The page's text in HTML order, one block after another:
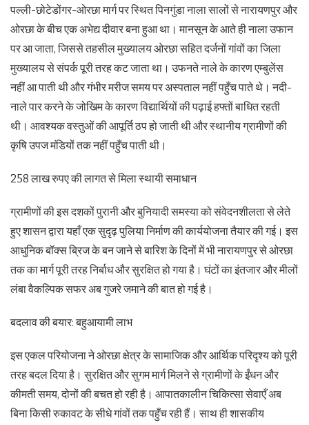
पल्ली-छोटेडोंगर-ओरछा मार्ग पर स्थित पिनगुंडा नाला सालों से नारायणपुर और
ओरछा के बीच एक अभेद्य दीवार बना हुआ था। मानसून के आते ही नाला उफान
पर आ जाता, जिससे तहसील मुख्यालय ओरछा सहित दर्जनों गांवों का जिला
मुख्यालय से संपर्क पूरी तरह कट जाता था। उफनते नाले के कारण एम्बुलेंस
नहीं आ पाती थी और गंभीर मरीज समय पर अस्पताल नहीं पहुँच पाते थे। नदी-
नाले पार करने के जोखिम के कारण विद्यार्थियों की पढ़ाई हफ्तों बाधित रहती
थी। आवश्यक वस्तुओं की आपूर्ति ठप हो जाती थी और स्थानीय ग्रामीणों की
कृषि उपज मंडियों तक नहीं पहुँच पाती थी।
258 लाख रुपए की लागत से मिला स्थायी समाधान
ग्रामीणों की इस दशकों पुरानी और बुनियादी समस्या को संवेदनशीलता से लेते
हुए शासन द्वारा यहाँ एक सुदृढ़ पुलिया निर्माण की कार्ययोजना तैयार की गई। इस
आधुनिक बॉक्स ब्रिज के बन जाने से बारिश के दिनों में भी नारायणपुर से ओरछा
तक का मार्ग पूरी तरह निर्बाध और सुरक्षित हो गया है। घंटों का इंतजार और मीलों
लंबा वैकल्पिक सफर अब गुजरे जमाने की बात हो गई है।
बदलाव की बयार: बहुआयामी लाभ
इस एकल परियोजना ने ओरछा क्षेत्र के सामाजिक और आर्थिक परिदृश्य को पूरी
तरह बदल दिया है। सुरक्षित और सुगम मार्ग मिलने से ग्रामीणों के ईंधन और
कीमती समय, दोनों की बचत हो रही है। आपातकालीन चिकित्सा सेवाएँ अब
बिना किसी रुकावट के सीधे गांवों तक पहुँच रही हैं। साथ ही शासकीय